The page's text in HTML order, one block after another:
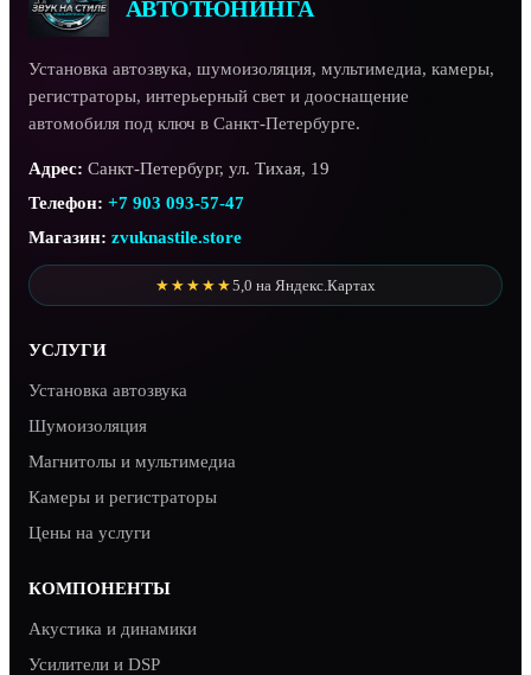
АВТОТЮНИНГА
Установка автозвука, шумоизоляция, мультимедиа, камеры,
регистраторы, интерьерный свет и дооснащение
автомобиля под ключ в Санкт-Петербурге.
Адрес: Санкт-Петербург, ул. Тихая, 19
Телефон: +7 903 093-57-47
Магазин: zvuknastile.store
★★★★★5,0 на Яндекс.Картах
УСЛУГИ
Установка автозвука
Шумоизоляция
Магнитолы и мультимедиа
Камеры и регистраторы
Цены на услуги
КОМПОНЕНТЫ
Акустика и динамики
Усилители и DSP